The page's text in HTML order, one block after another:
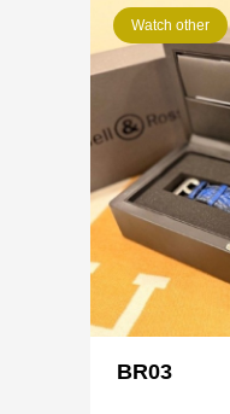
Watch other
BR03